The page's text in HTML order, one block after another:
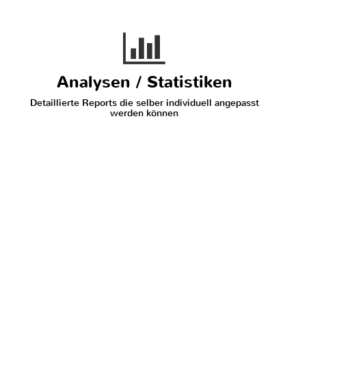
Analysen / Statistiken
Detaillierte Reports die selber individuell angepasst
werden können